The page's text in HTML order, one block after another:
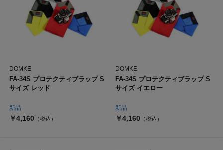
新品
DOMKE
FA-34S プロテクティブラップ S
サイズ レッド
￥4,160 （税込）
新品
DOMKE
FA-34S プロテクティブラップ S
サイズ イエロー
￥4,160 （税込）